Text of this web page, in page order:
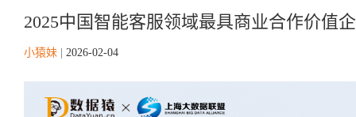
2025中国智能客服领域最具商业合作价值
小猿妹 2026-02-04